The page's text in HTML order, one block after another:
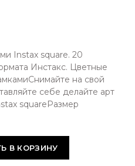
Instax square. 20
Инстакс. Цветные
на свой
себе делайте арт
squareРазмер
В КОРЗИНУ